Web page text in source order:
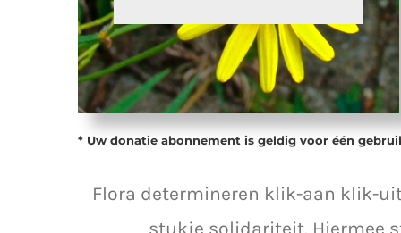
* Uw donatie abonnement is geldig voor één
Flora determineren klik-aan klik-
stukje solidariteit. Hiermee